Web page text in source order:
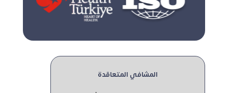
المشافي المتعاقدة